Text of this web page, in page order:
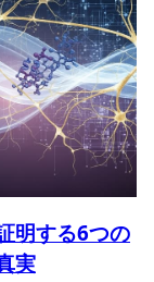
明する6つの
実